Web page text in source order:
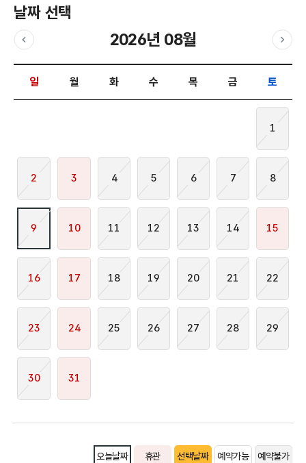
날짜 선택
이전달 2026년 08월
다음
날짜 선택 달력입니다.
일
월 화 수 목 금 토
1
2 3 4 5 6 7 8
9 10 11 12 13 14 15
16 17 18 19 20 21 22
23 24 25 26 27 28 29
30 31
오늘날짜 휴관 선택날짜 예약가능 예약불가